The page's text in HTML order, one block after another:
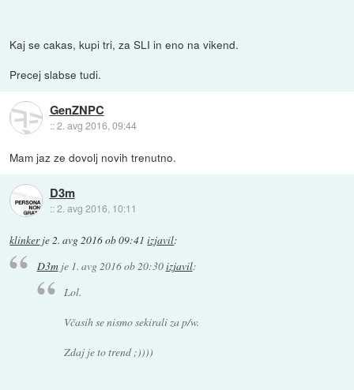
Kaj se cakas, kupi tri, za SLI in eno na vikend.
Precej slabse tudi.
GenZNPC
::2. avg 2016, 09:44
Mam jaz ze dovolj novih trenutno.
D3m
::2. avg 2016, 10:11
klinkerje2. avg 2016 ob 09:41 izjavil:
D3mje 1. avg 2016 ob 20:30izjavil:
Lol.
Včasih se nismo sekirali za p/w.
Zdaj je to trend ;))))